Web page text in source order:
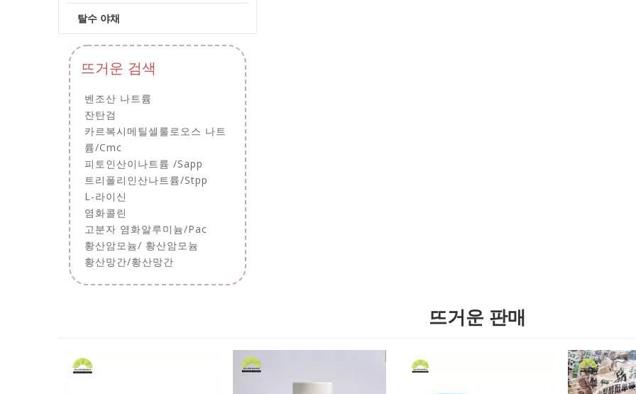
탈수 야채
뜨거운 검색
벤조산 나트륨
잔탄검
카르복시메틸셀룰로오스 나트
륨/Cmc
피토인산이나트륨 /Sapp
트리폴리인산나트륨/Stpp
L-라이신
염화콜린
고분자 염화알루미늄/Pac
황산암모늄/ 황산암모늄
황산망간/황산망간
뜨거운 판매